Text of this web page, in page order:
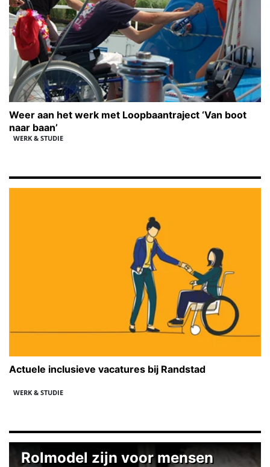
Weer aan het werk met Loopbaantraject ‘Van boot
naar baan’
WERK & STUDIE
Actuele inclusieve vacatures bij Randstad
WERK & STUDIE
Rolmodel zijn voor mensen